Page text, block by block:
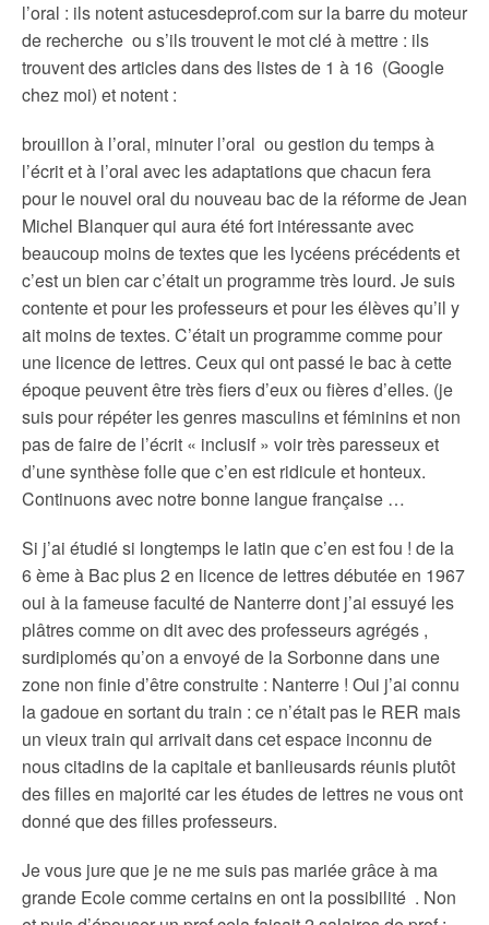
l’oral : ils notent astucesdeprof.com sur la barre du moteur
de recherche ou s’ils trouvent le mot clé à mettre : ils
trouvent des articles dans des listes de 1 à 16 (Google
chez moi) et notent :
brouillon à l’oral, minuter l’oral ou gestion du temps à
l’écrit et à l’oral avec les adaptations que chacun fera
pour le nouvel oral du nouveau bac de la réforme de Jean
Michel Blanquer qui aura été fort intéressante avec
beaucoup moins de textes que les lycéens précédents et
c’est un bien car c’était un programme très lourd. Je suis
contente et pour les professeurs et pour les élèves qu’il y
ait moins de textes. C’était un programme comme pour
une licence de lettres. Ceux qui ont passé le bac à cette
époque peuvent être très fiers d’eux ou fières d’elles. (je
suis pour répéter les genres masculins et féminins et non
pas de faire de l’écrit « inclusif » voir très paresseux et
d’une synthèse folle que c’en est ridicule et honteux.
Continuons avec notre bonne langue française …
Si j’ai étudié si longtemps le latin que c’en est fou ! de la
6 ème à Bac plus 2 en licence de lettres débutée en 1967
oui à la fameuse faculté de Nanterre dont j’ai essuyé les
plâtres comme on dit avec des professeurs agrégés ,
surdiplomés qu’on a envoyé de la Sorbonne dans une
zone non finie d’être construite : Nanterre ! Oui j’ai connu
la gadoue en sortant du train : ce n’était pas le RER mais
un vieux train qui arrivait dans cet espace inconnu de
nous citadins de la capitale et banlieusards réunis plutôt
des filles en majorité car les études de lettres ne vous ont
donné que des filles professeurs.
Je vous jure que je ne me suis pas mariée grâce à ma
grande Ecole comme certains en ont la possibilité . Non